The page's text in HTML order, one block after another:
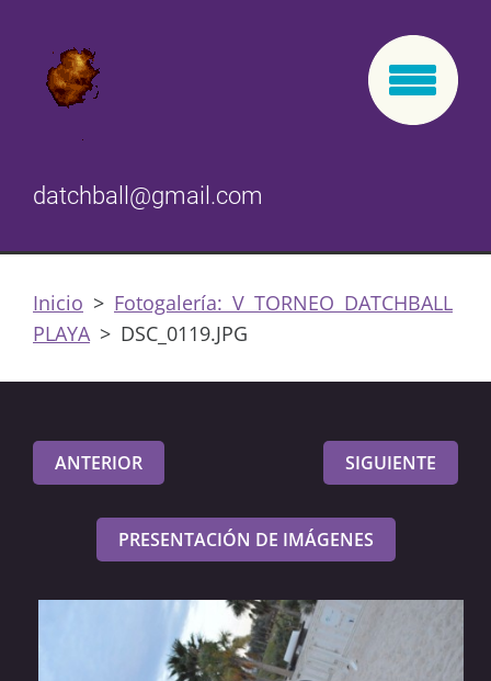
datchball@gmail.com
Inicio > Fotogalería: V TORNEO DATCHBALL
PLAYA > DSC_0119.JPG
ANTERIOR SIGUIENTE
PRESENTACIÓN DE IMÁGENES